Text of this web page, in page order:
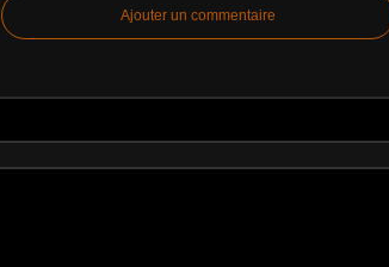
Ajouter un commentaire